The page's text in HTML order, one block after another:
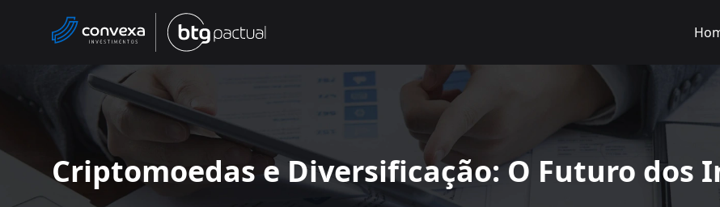
Criptomoedas e Diversificação: O Futuro dos